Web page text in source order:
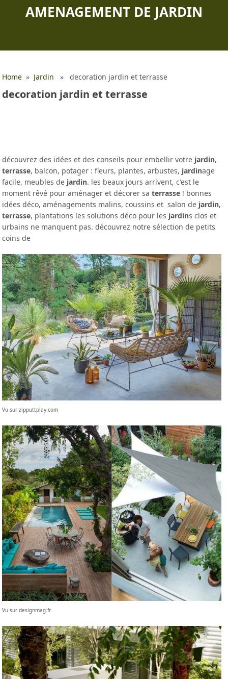
AMENAGEMENT DE JARDIN
Home » Jardin » decoration jardin et terrasse
decoration jardin et terrasse
découvrez des idées et des conseils pour embellir votre jardin,
terrasse, balcon, potager : fleurs, plantes, arbustes, jardinage
facile, meubles de jardin. les beaux jours arrivent, c'est le
moment rêvé pour aménager et décorer saterrasse ! bonnes
idées déco, aménagements malins, coussins et salon de jardin,
terrasse, plantations les solutions déco pour les jardins clos et
urbains ne manquent pas. découvrez notre sélection de petits
coins de
Vu sur zipputtplay.com
Vu sur designmag.fr